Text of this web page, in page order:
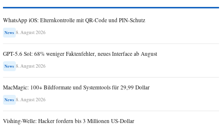
WhatsApp iOS: Elternkontrolle mit QR-Code und PIN-Schutz
News 8. August 2026
GPT-5.6 Sol: 68% weniger Faktenfehler, neues Interface ab August
News 8. August 2026
MacMagic: 100+ Bildformate und Systemtools für 29,99 Dollar
News 8. August 2026
Vishing-Welle: Hacker fordern bis 3 Millionen US-Dollar